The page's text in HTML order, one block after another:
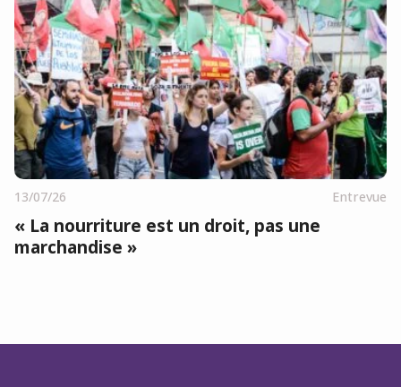
13/07/26 Entrevue
« La nourriture est un droit, pas une
marchandise »